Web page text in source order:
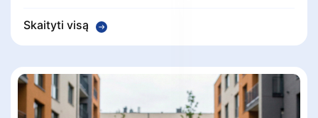
Skaityti visą